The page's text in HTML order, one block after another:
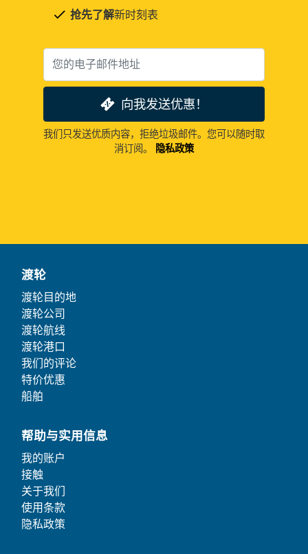
抢先了解新时刻表
向我发送优惠！
我们只发送优质内容，拒绝垃圾邮件。您可以随时取
消订阅。
隐私政策
渡轮
渡轮目的地
渡轮公司
渡轮航线
渡轮港口
我们的评论
特价优惠
船舶
帮助与实用信息
我的账户
接触
关于我们
使用条款
隐私政策